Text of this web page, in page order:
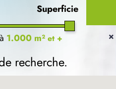
Superficie
1.000 m² et + ×
recherche.